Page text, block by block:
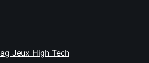
Jeux High Tech